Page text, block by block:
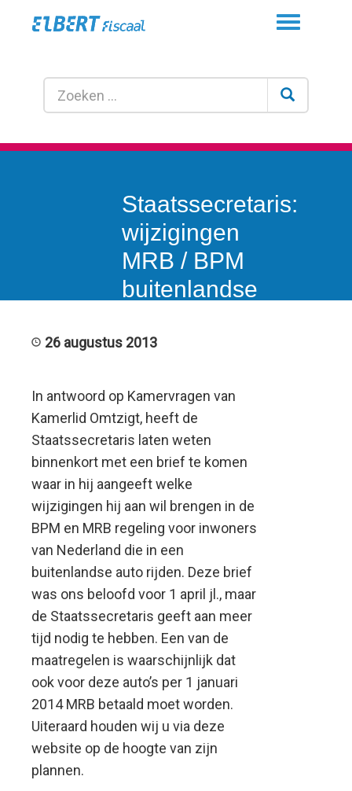
Toggle
Staatssecretaris:
wijzigingen
MRB / BPM
buitenlandse
komst
26 augustus 2013
In antwoord op Kamervragen van
Kamerlid Omtzigt, heeft de
Staatssecretaris laten weten
binnenkort met een brief te komen
waar in hij aangeeft welke
wijzigingen hij aan wil brengen in de
BPM en MRB regeling voor inwoners
van Nederland die in een
buitenlandse auto rijden. Deze brief
was ons beloofd voor 1 april jl., maar
de Staatssecretaris geeft aan meer
tijd nodig te hebben. Een van de
maatregelen is waarschijnlijk dat
ook voor deze auto’s per 1 januari
2014 MRB betaald moet worden.
Uiteraard houden wij u via deze
website op de hoogte van zijn
plannen.